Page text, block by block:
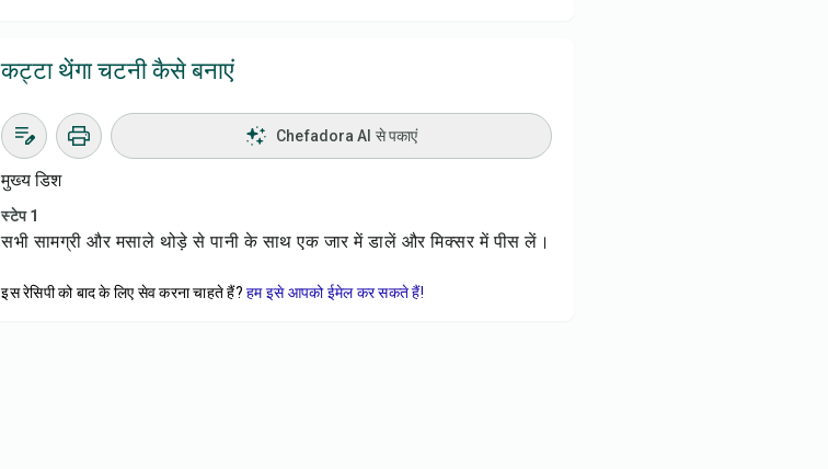
कट्टा थेंगा चटनी कैसे बनाएं
Chefadora AI से पकाएं
मुख्य डिश
स्टेप 1
सभी सामग्री और मसाले थोड़े से पानी के साथ एक जार में डालें और मिक्सर में पीस लें।
इस रेसिपी को बाद के लिए सेव करना चाहते हैं? हम इसे आपको ईमेल कर सकते हैं!